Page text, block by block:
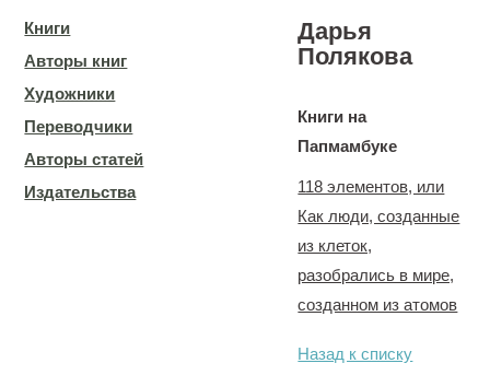
Книги
Авторы книг
Художники
Переводчики
Авторы статей
Издательства
Дарья
Полякова
Книги на
Папмамбуке
118 элементов, или
Как люди, созданные
из клеток,
разобрались в мире,
созданном из атомов
Назад к списку